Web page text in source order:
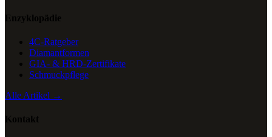
Enzyklopädie
4C-Ratgeber
Diamantformen
GIA- & HRD-Zertifikate
Schmuckpflege
Alle Artikel →
Kontakt